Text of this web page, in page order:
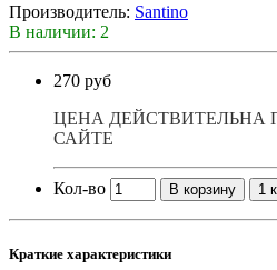
Производитель: Santino
В наличии: 2
270 руб
ЦЕНА ДЕЙСТВИТЕЛЬНА
САЙТЕ
Кол-во В корзину 1
Краткие характеристики